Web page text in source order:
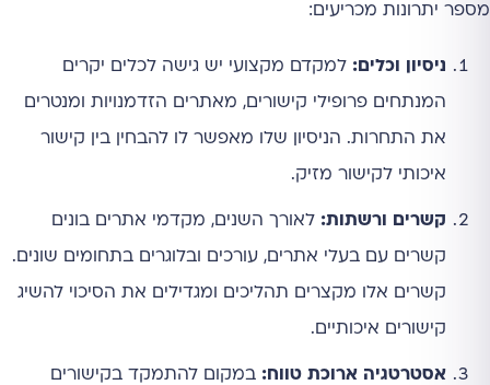
מספר יתרונות מכריעים:
ניסיון וכלים: למקדם מקצועי יש גישה לכלים יקרים
המנתחים פרופילי קישורים, מאתרים הזדמנויות ומנטרים
את התחרות. הניסיון שלו מאפשר לו להבחין בין קישור
איכותי לקישור מזיק.
קשרים ורשתות: לאורך השנים, מקדמי אתרים בונים
קשרים עם בעלי אתרים, עורכים ובלוגרים בתחומים שונים.
קשרים אלו מקצרים תהליכים ומגדילים את הסיכוי להשיג
קישורים איכותיים.
אסטרטגיה ארוכת טווח: במקום להתמקד בקישורים